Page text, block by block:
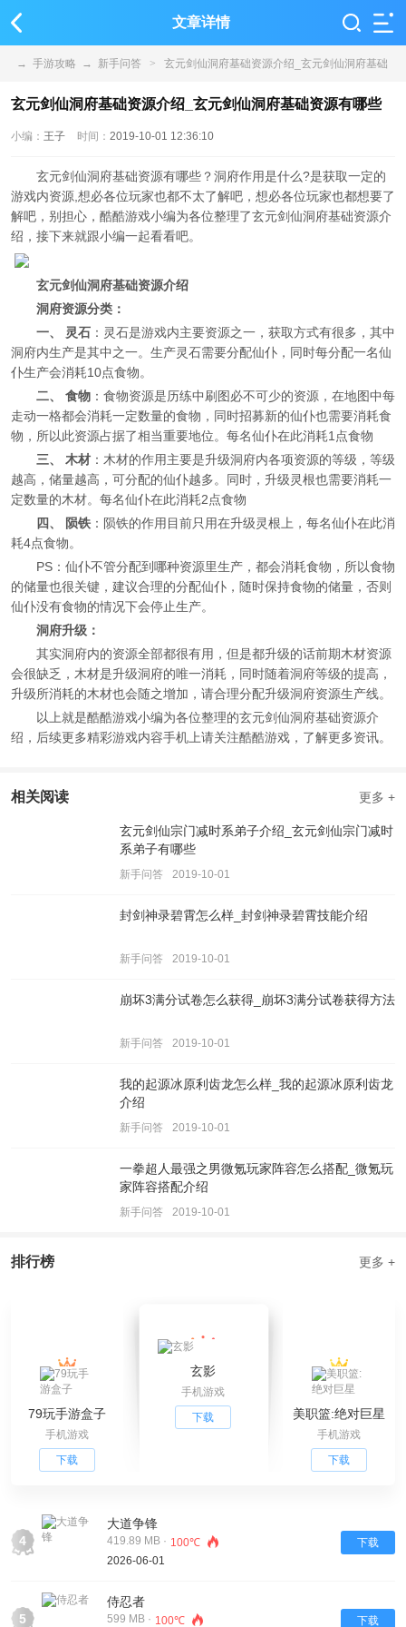
文章详情
→ 手游攻略 → 新手问答 > 玄元剑仙洞府基础资源介绍_玄元剑仙洞府基础
资源有哪些
玄元剑仙洞府基础资源介绍_玄元剑仙洞府基础资源有哪些
小编： 王子 时间： 2019-10-01 12:36:10
玄元剑仙洞府基础资源有哪些？洞府作用是什么?是获取一定的
游戏内资源,想必各位玩家也都不太了解吧，想必各位玩家也都想要了
解吧，别担心，酷酷游戏小编为各位整理了玄元剑仙洞府基础资源介
绍，接下来就跟小编一起看看吧。
玄元剑仙洞府基础资源介绍
洞府资源分类：
一、 灵石 ：灵石是游戏内主要资源之一，获取方式有很多，其中
洞府内生产是其中之一。生产灵石需要分配仙仆，同时每分配一名仙
仆生产会消耗10点食物。
二、 食物 ：食物资源是历练中刷图必不可少的资源，在地图中每
走动一格都会消耗一定数量的食物，同时招募新的仙仆也需要消耗食
物，所以此资源占据了相当重要地位。每名仙仆在此消耗1点食物
三、 木材 ：木材的作用主要是升级洞府内各项资源的等级，等级
越高，储量越高，可分配的仙仆越多。同时，升级灵根也需要消耗一
定数量的木材。每名仙仆在此消耗2点食物
四、 陨铁 ：陨铁的作用目前只用在升级灵根上，每名仙仆在此消
耗4点食物。
PS：仙仆不管分配到哪种资源里生产，都会消耗食物，所以食物
的储量也很关键，建议合理的分配仙仆，随时保持食物的储量，否则
仙仆没有食物的情况下会停止生产。
洞府升级：
其实洞府内的资源全部都很有用，但是都升级的话前期木材资源
会很缺乏，木材是升级洞府的唯一消耗，同时随着洞府等级的提高，
升级所消耗的木材也会随之增加，请合理分配升级洞府资源生产线。
以上就是酷酷游戏小编为各位整理的玄元剑仙洞府基础资源介
绍，后续更多精彩游戏内容手机上请关注酷酷游戏，了解更多资讯。
相关阅读 更多 +
玄元剑仙宗门减时系弟子介绍_玄元剑仙宗门减时
系弟子有哪些
新手问答 2019-10-01
封剑神录碧霄怎么样_封剑神录碧霄技能介绍
新手问答 2019-10-01
崩坏3满分试卷怎么获得_崩坏3满分试卷获得方法
新手问答 2019-10-01
我的起源冰原利齿龙怎么样_我的起源冰原利齿龙
介绍
新手问答 2019-10-01
一拳超人最强之男微氪玩家阵容怎么搭配_微氪玩
家阵容搭配介绍
新手问答 2019-10-01
排行榜 更多 +
79玩手游盒子
手机游戏
下载
玄影
手机游戏
下载
美职篮:绝对巨星
手机游戏
下载
4
大道争锋
419.89 MB · 100℃
2026-06-01
下载
5
侍忍者
599 MB · 100℃ 下载